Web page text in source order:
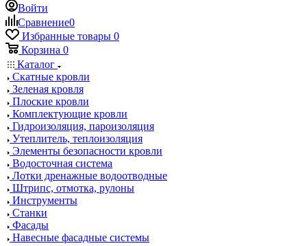
Войти
Сравнение0
Избранные товары 0
Корзина 0
Каталог
Скатные кровли
Зеленая кровля
Плоские кровли
Комплектующие кровли
Гидроизоляция, пароизоляция
Утеплитель, теплоизоляция
Элементы безопасности кровли
Водосточная система
Лотки дренажные водоотводные
Штрипс, отмотка, рулоны
Инструменты
Станки
Фасады
Навесные фасадные системы